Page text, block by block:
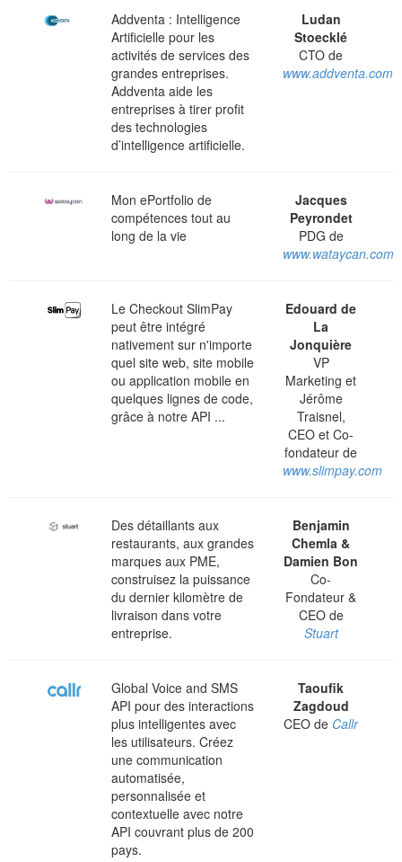
Addventa : Intelligence
Artificielle pour les
activités de services des
grandes entreprises.
Addventa aide les
entreprises à tirer profit
des technologies
d’intelligence artificielle.
Ludan
Stoecklé
CTO de
www.addventa.com
Mon ePortfolio de
compétences tout au
long de la vie
Jacques
Peyrondet
PDG de
www.wataycan.com
Le Checkout SlimPay
peut être intégré
nativement sur n'importe
quel site web, site mobile
ou application mobile en
quelques lignes de code,
grâce à notre API ...
Edouard de
La
Jonquière
VP
Marketing et
Jérôme
Traisnel,
CEO et Co-
fondateur de
www.slimpay.com
Des détaillants aux
restaurants, aux grandes
marques aux PME,
construisez la puissance
du dernier kilomètre de
livraison dans votre
entreprise.
Benjamin
Chemla &
Damien Bon
Co-
Fondateur &
CEO de
Stuart
Global Voice and SMS
API pour des interactions
plus intelligentes avec
les utilisateurs. Créez
une communication
automatisée,
personnalisée et
contextuelle avec notre
API couvrant plus de 200
pays.
Taoufik
Zagdoud
CEO de Callr